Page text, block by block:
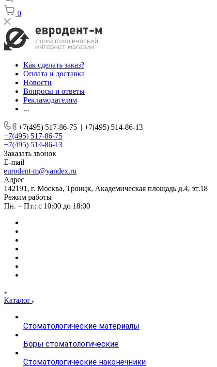
0
Как сделать заказ?
Оплата и доставка
Новости
Вопросы и ответы
Рекламодателям
...
+7(495) 517-86-75 | +7(495) 514-86-13
+7(495) 517-86-75
+7(495) 514-86-13
Заказать звонок
E-mail
eurodent-m@yandex.ru
Адрес
142191, г. Москва, Троицк, Академическая площадь д.4, эт.18
Режим работы
Пн. – Пт.: с 10:00 до 18:00
Каталог
Стоматологические материалы
Боры стоматологические
Стоматологические наконечники